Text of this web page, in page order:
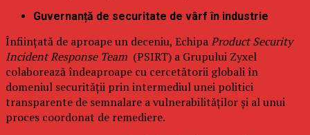
Guvernanță de securitate de vârf în industrie
Înființată de aproape un deceniu, EchipaProduct Security
Incident Response Team (PSIRT) a Grupului Zyxel
colaborează îndeaproape cu cercetătorii globali în
domeniul securității prin intermediul unei politici
transparente de semnalare a vulnerabilităților și al unui
proces coordonat de remediere.